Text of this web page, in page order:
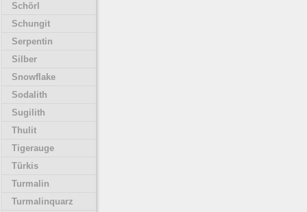
Schörl
Schungit
Serpentin
Silber
Snowflake
Sodalith
Sugilith
Thulit
Tigerauge
Türkis
Turmalin
Turmalinquarz